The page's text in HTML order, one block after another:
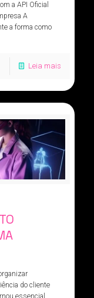
a API Oficial
A
a forma como
Leia mais
do cliente
essencial